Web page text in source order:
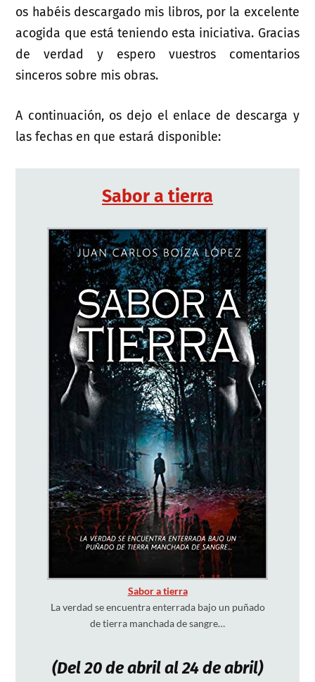
os habéis descargado mis libros, por la excelente
acogida que está teniendo esta iniciativa. Gracias
de verdad y espero vuestros comentarios
sinceros sobre mis obras.
A continuación, os dejo el enlace de descarga y
las fechas en que estará disponible:
Sabor a tierra
Sabor a tierra
La verdad se encuentra enterrada bajo un puñado
de tierra manchada de sangre…
(Del 20 de abril al 24 de abril)